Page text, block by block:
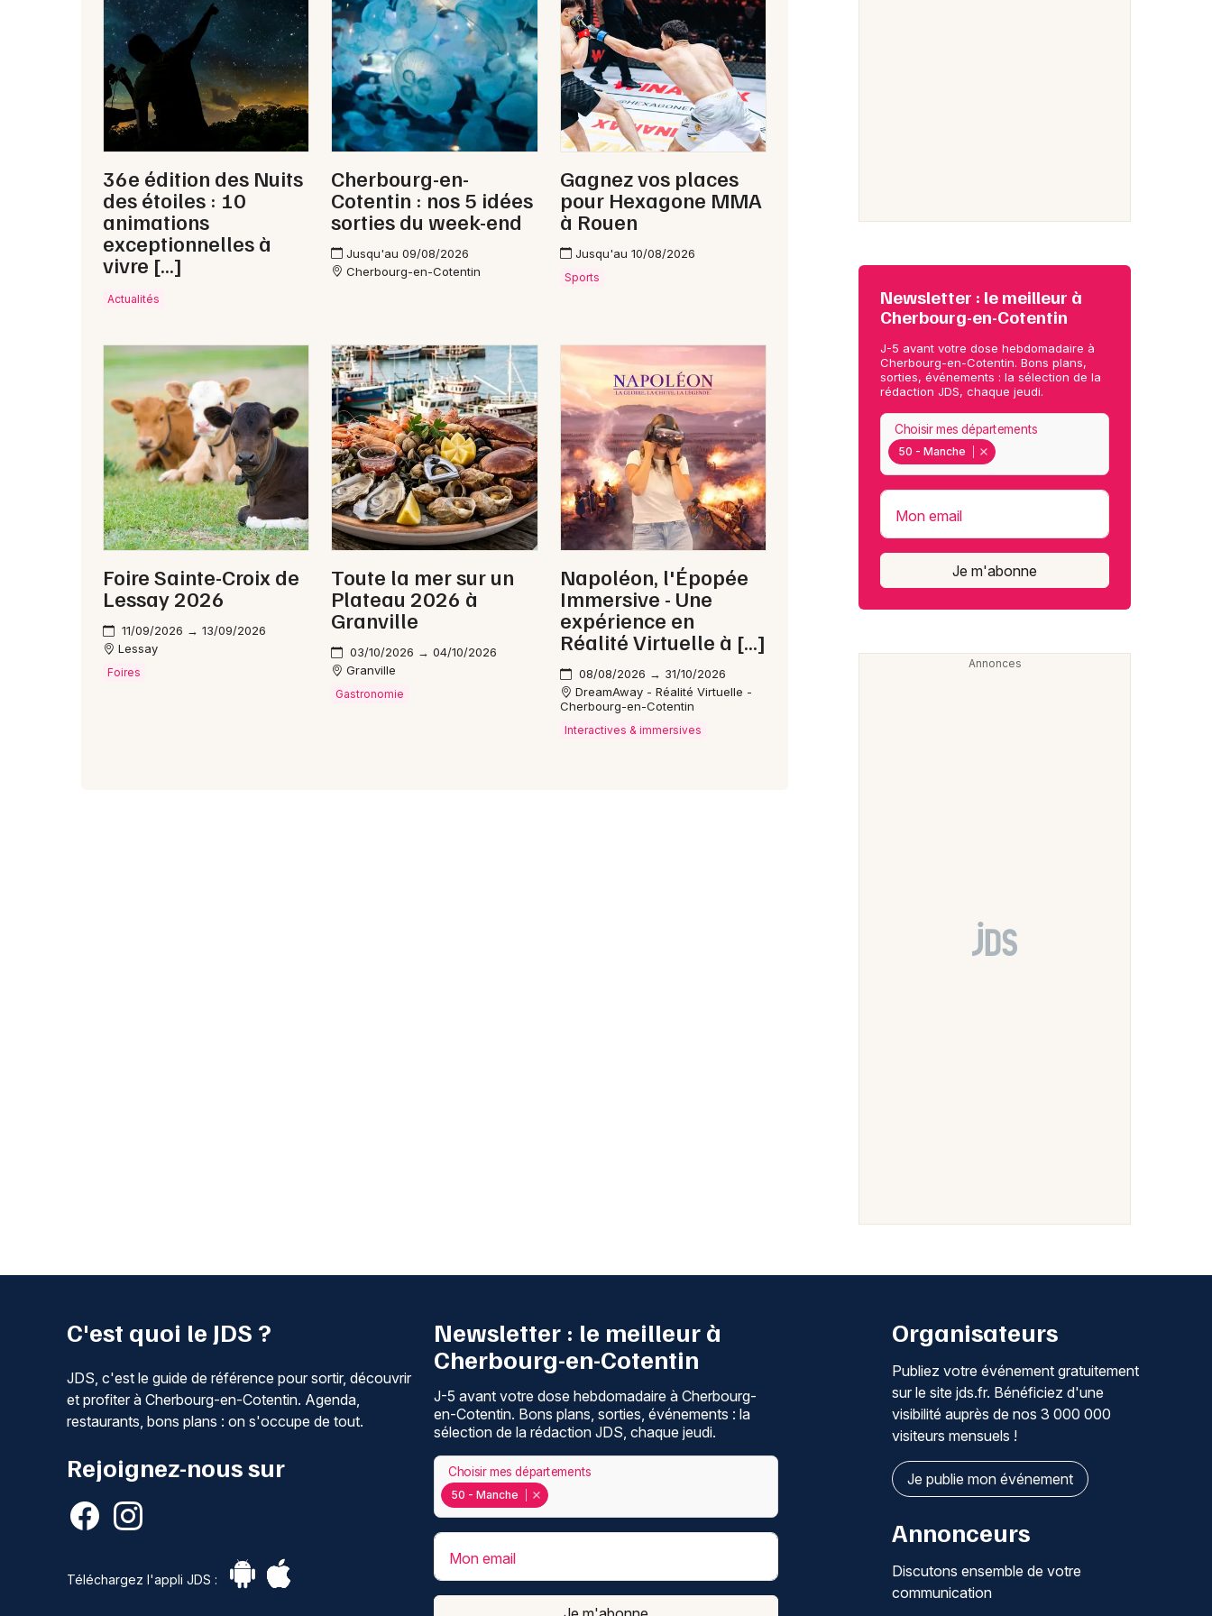
Newsletter des sorties
Artistes en tournée
Actus à Cherbourg-en-Cotentin
Magazine à Cherbourg-en-Cotentin
50 - Manche
Choisir mes départements
Mon email
Je m'abonne
36e édition des Nuits
des étoiles : 10
animations
exceptionnelles à
vivre […]
Actualités
Cherbourg-en-
Cotentin : nos 5 idées
sorties du week-end
Jusqu'au 09/08/2026
Cherbourg-en-Cotentin
Gagnez vos places
pour Hexagone MMA
à Rouen
Jusqu'au 10/08/2026
Sports
Foire Sainte-Croix de
Lessay 2026
11/09/2026 → 13/09/2026
Lessay
Foires
Toute la mer sur un
Plateau 2026 à
Granville
03/10/2026 → 04/10/2026
Granville
Gastronomie
Napoléon, l'Épopée
Immersive - Une
expérience en
Réalité Virtuelle à […]
08/08/2026 → 31/10/2026
DreamAway - Réalité Virtuelle -
Cherbourg-en-Cotentin
Interactives & immersives
Newsletter : le meilleur à
Cherbourg-en-Cotentin
J-5 avant votre dose hebdomadaire à
Cherbourg-en-Cotentin. Bons plans,
sorties, événements : la sélection de la
rédaction JDS, chaque jeudi.
50 - Manche
Choisir mes départements
Mon email
Je m'abonne
C'est quoi le JDS ?
JDS, c'est le guide de référence pour sortir, découvrir
et profiter à Cherbourg-en-Cotentin. Agenda,
restaurants, bons plans : on s'occupe de tout.
Rejoignez-nous sur
Téléchargez l'appli JDS :
Newsletter : le meilleur à
Cherbourg-en-Cotentin
J-5 avant votre dose hebdomadaire à Cherbourg-
en-Cotentin. Bons plans, sorties, événements : la
sélection de la rédaction JDS, chaque jeudi.
50 - Manche
Choisir mes départements
Mon email
Organisateurs
Publiez votre événement gratuitement
sur le site jds.fr. Bénéficiez d'une
visibilité auprès de nos 3 000 000
visiteurs mensuels !
Je publie mon événement
Annonceurs
Discutons ensemble de votre
communication